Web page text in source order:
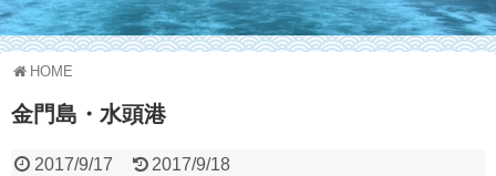
HOME
金門島・水頭港
2017/9/17 2017/9/18